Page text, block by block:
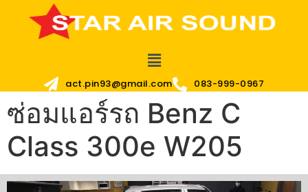
act.pin93@gmail.com 083-999-0967
ซ่อมแอร์รถ Benz C
Class 300e W205